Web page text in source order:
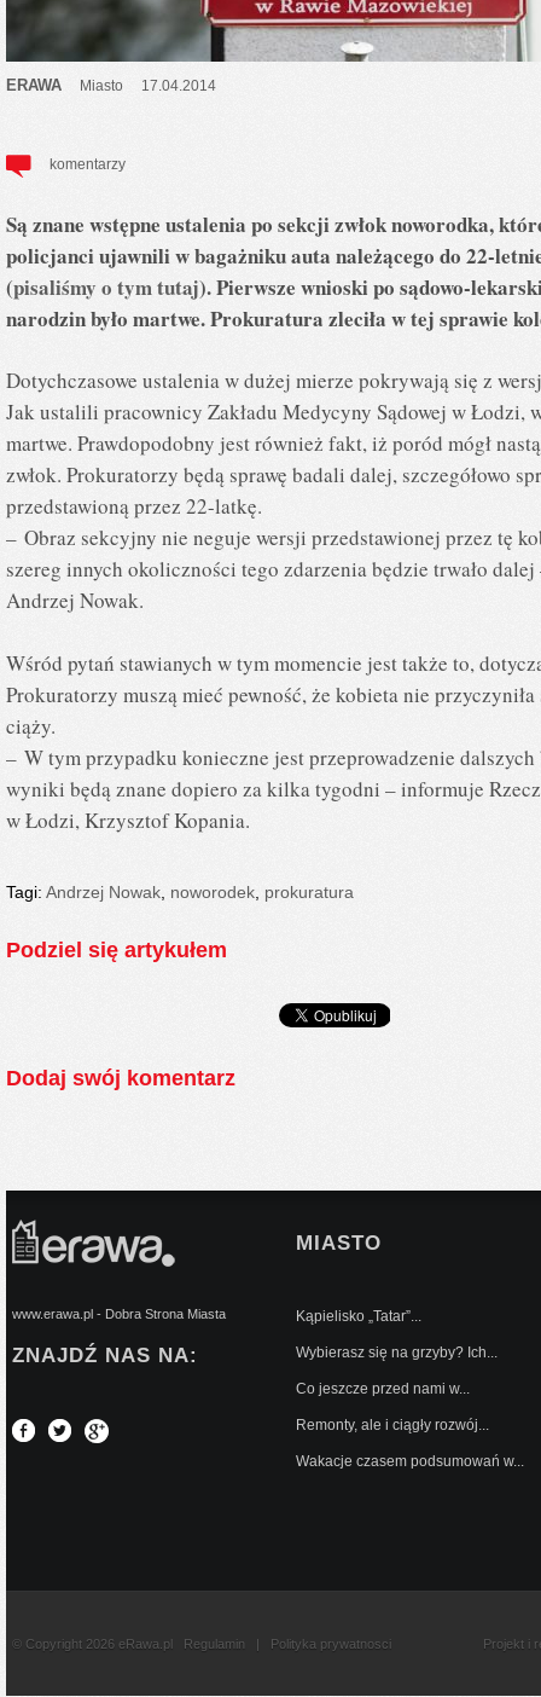
ERAWA Miasto 17.04.2014
komentarzy
Są znane wstępne ustalenia po sekcji zwłok noworodka,
policjanci ujawnili w bagażniku auta należącego do 22-
(pisaliśmy o tym tutaj). Pierwsze wnioski po sądowo-
narodzin było martwe. Prokuratura zleciła w tej sprawie
Dotychczasowe ustalenia w dużej mierze pokrywają się z
Jak ustalili pracownicy Zakładu Medycyny Sądowej w Łodzi,
martwe. Prawdopodobny jest również fakt, iż poród mógł
zwłok. Prokuratorzy będą sprawę badali dalej, szczegółowo
przedstawioną przez 22-latkę.
– Obraz sekcyjny nie neguje wersji przedstawionej przez tę
szereg innych okoliczności tego zdarzenia będzie trwało
Andrzej Nowak.
Wśród pytań stawianych w tym momencie jest także to,
Prokuratorzy muszą mieć pewność, że kobieta nie
ciąży.
– W tym przypadku konieczne jest przeprowadzenie
wyniki będą znane dopiero za kilka tygodni – informuje
w Łodzi, Krzysztof Kopania.
Tagi: Andrzej Nowak noworodek prokuratura
Podziel się artykułem
Dodaj swój komentarz
www.erawa.pl - Dobra Strona Miasta
ZNAJDŹ NAS NA:
MIASTO
Kąpielisko „Tatar”...
Wybierasz się na grzyby? Ich...
Co jeszcze przed nami w...
Remonty, ale i ciągły rozwój...
Wakacje czasem podsumowań w...
© Copyright 2026 eRawa.pl Regulamin | Polityka prywatnosci Projekt i